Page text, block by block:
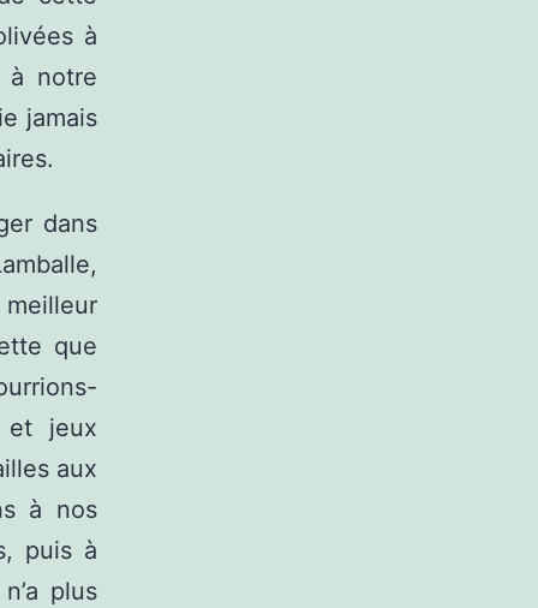
à
à notre
jamais
dans
que
et jeux
aux
à nos
puis à
plus